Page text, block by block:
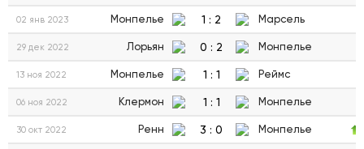
02 янв 2023 Монпелье 1 : 2 Марсель
29 дек 2022 Лорьян 0 : 2 Монпелье
13 ноя 2022 Монпелье 1 : 1 Реймс
06 ноя 2022 Клермон 1 : 1 Монпелье
30 окт 2022 Ренн 3 : 0 Монпелье